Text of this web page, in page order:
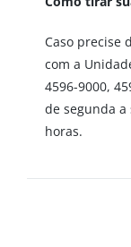
Caso precise
com a
4596-9000,
de segunda a
horas.